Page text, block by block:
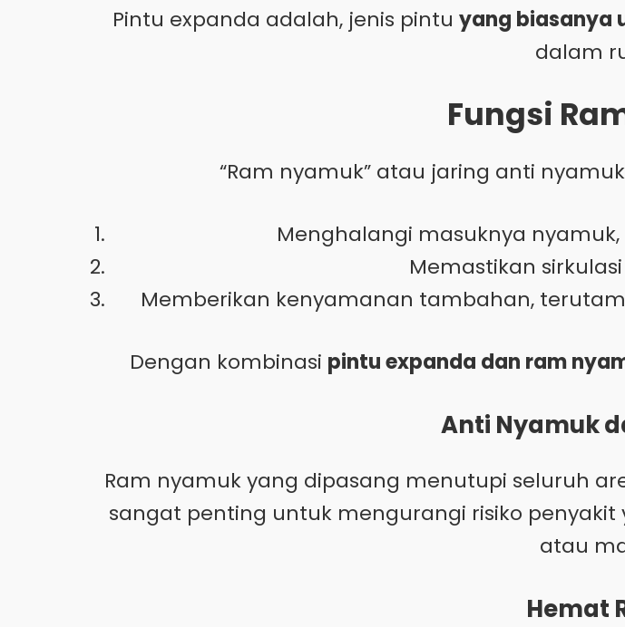
Pintu expanda adalah, jenis pintu yang biasanya
dalam
Fungsi
“Ram nyamuk” atau jaring anti
Menghalangi masuknya
Memastikan
Memberikan kenyamanan tambahan,
Dengan kombinasi pintu expanda dan ram
Anti Nyamuk
Ram nyamuk yang dipasang menutupi seluruh
sangat penting untuk mengurangi risiko
atau
Hemat